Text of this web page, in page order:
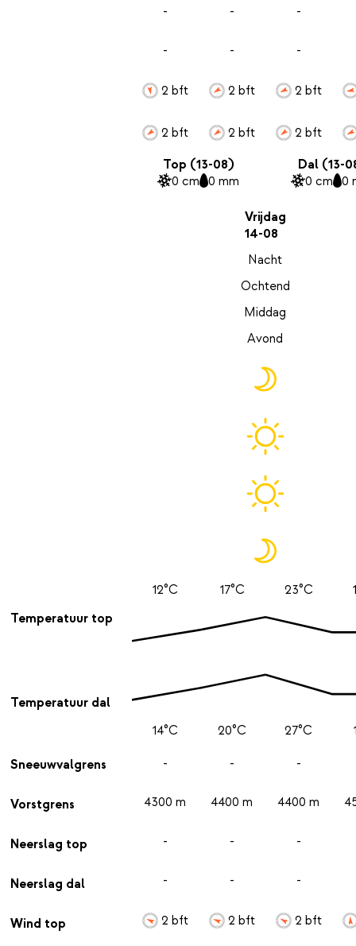
Temperatuur top
Temperatuur dal
Sneeuwvalgrens
Vorstgrens
Neerslag top
Neerslag dal
Wind top
-
-
2 bft
2 bft
-
-
2 bft
2 bft
-
-
2 bft
2 bft
Top (13-08)
0 cm 0 mm
Dal (13-
0 cm 0
Vrijdag
14-08
Nacht
Ochtend
Middag
Avond
12°C
14°C
-
4300 m
-
-
2 bft
17°C
20°C
-
4400 m
-
-
2 bft
23°C
27°C
-
4400 m
-
-
2 bft